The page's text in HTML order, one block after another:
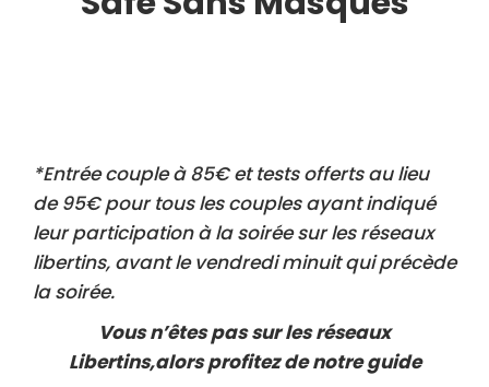
*Entrée couple à 85€ et tests offerts au lieu
de 95€ pour tous les couples ayant indiqué
leur participation à la soirée sur les réseaux
libertins, avant le vendredi minuit qui précède
la soirée.
Vous n’êtes pas sur les réseaux
Libertins,alors profitez de notre guide